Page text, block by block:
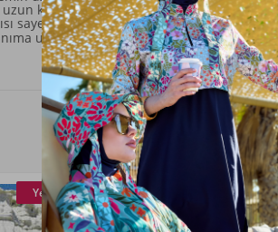
kollu tunik siluetine sahip olup, yüksek
sayesinde esneklik sunar; bu sayede
uygun bir konfor sunar. Kullanım
Yeni